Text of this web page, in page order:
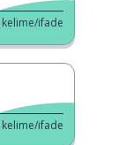
kelime/ifade
kelime/ifade